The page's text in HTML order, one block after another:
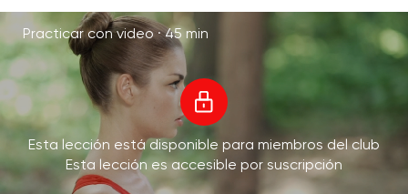
Practicar con video ·45 min
Esta lección está disponible para miembros del club
Esta lección es accesible por suscripción